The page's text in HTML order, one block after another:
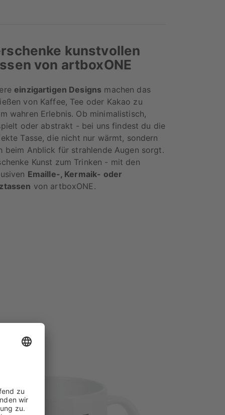
kunstvollen
von artboxONE
einzigartigen Designs machen das
von Kaffee, Tee oder Kakao zu
wahren Erlebnis. Ob minimalistisch,
oder abstrakt - bei uns findest du die
Tasse, die nicht nur wärmt, sondern
beim Anblick für strahlende Augen sorgt.
Kunst zum Trinken - mit den
Emaille-, Kermaik- oder
von artboxONE.